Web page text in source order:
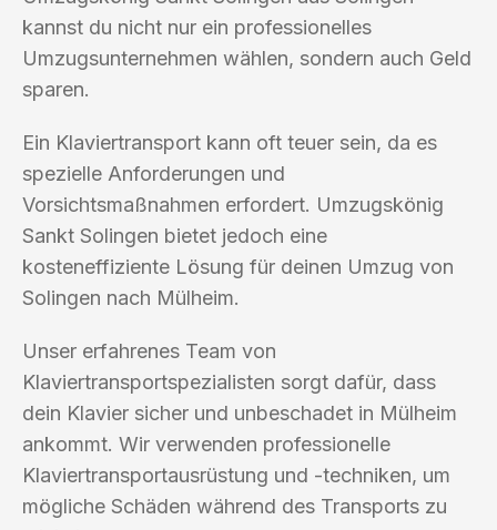
kannst du nicht nur ein professionelles
Umzugsunternehmen wählen, sondern auch Geld
sparen.
Ein Klaviertransport kann oft teuer sein, da es
spezielle Anforderungen und
Vorsichtsmaßnahmen erfordert. Umzugskönig
Sankt Solingen bietet jedoch eine
kosteneffiziente Lösung für deinen Umzug von
Solingen nach Mülheim.
Unser erfahrenes Team von
Klaviertransportspezialisten sorgt dafür, dass
dein Klavier sicher und unbeschadet in Mülheim
ankommt. Wir verwenden professionelle
Klaviertransportausrüstung und -techniken, um
mögliche Schäden während des Transports zu